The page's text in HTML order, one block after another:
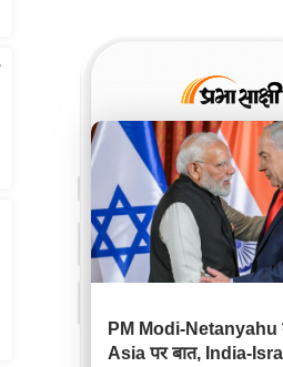
PM Modi-Netanyahu
Asia पर बात, India-